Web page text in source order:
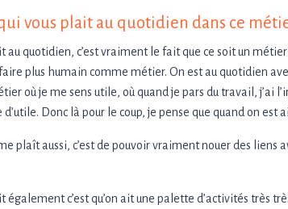
qui vous plait au quotidien dans ce
au quotidien, c’est vraiment le fait que ce soit un
plus humain comme métier. On est au quotidien
où je me sens utile, où quand je pars du travail, j’ai
d’utile. Donc là pour le coup, je pense que quand on
plaît aussi, c’est de pouvoir vraiment nouer des liens
également c’est qu’on ait une palette d’activités très